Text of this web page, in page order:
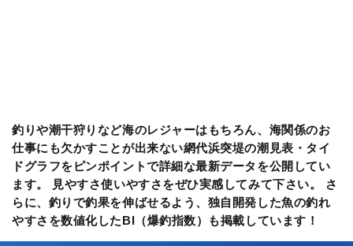
釣りや潮干狩りなど海のレジャーはもちろん、海関係のお
仕事にも欠かすことが出来ない網代浜突堤の潮見表・タイ
ドグラフをピンポイントで詳細な最新データを公開してい
ます。 見やすさ使いやすさをぜひ実感してみて下さい。 さ
らに、釣りで釣果を伸ばせるよう、独自開発した魚の釣れ
やすさを数値化したBI（爆釣指数）も掲載しています！